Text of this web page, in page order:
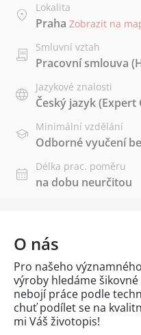
Lokalita
Praha Zobrazit na
Smluvní vztah
Pracovní smlouva
Jazykové znalosti
Český jazyk(Expert
Minimální vzdělání
Odborné vyučení
Délka prac. poměru
na dobu neurčitou
O nás
Pro našeho
výroby hledáme
nebojí práce podle
chuť podílet se na
mi Váš životopis!